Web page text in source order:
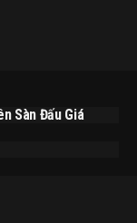
Sàn Đấu Giá